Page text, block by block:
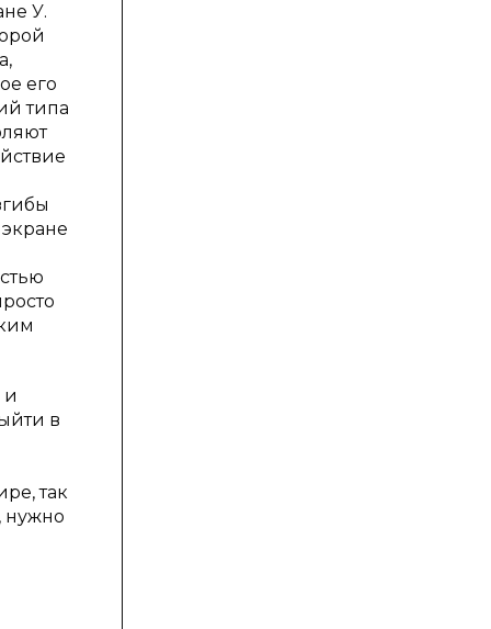
У.
его
типа
и
в
так
нужно